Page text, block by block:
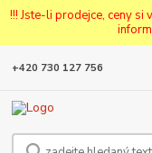
!!! Jste-li prodejce, ceny si
+420 730 127 756